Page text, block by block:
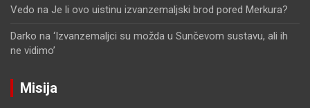
Vedo na Je li ovo uistinu izvanzemaljski brod pored Merkura?
Darko na ‘Izvanzemaljci su možda u Sunčevom sustavu, ali ih
ne vidimo’
Misija